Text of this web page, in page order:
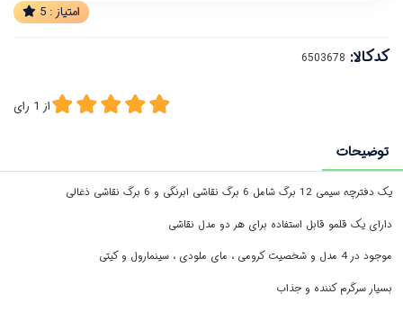
امتیاز : 5
کدکالا:
از 1 رای
توضیحات
یک دفترچه سیمی 12 برگ شامل 6 برگ نقاشی ابرنگی و 6 برگ نقاشی ذغالی
دارای یک قلمو قابل استفاده برای هر دو مدل نقاشی
موجود در 4 مدل و شخصیت کرومی ، مای ملودی ، سینمارول و کیتی
بسیار سرگرم کننده و جذاب